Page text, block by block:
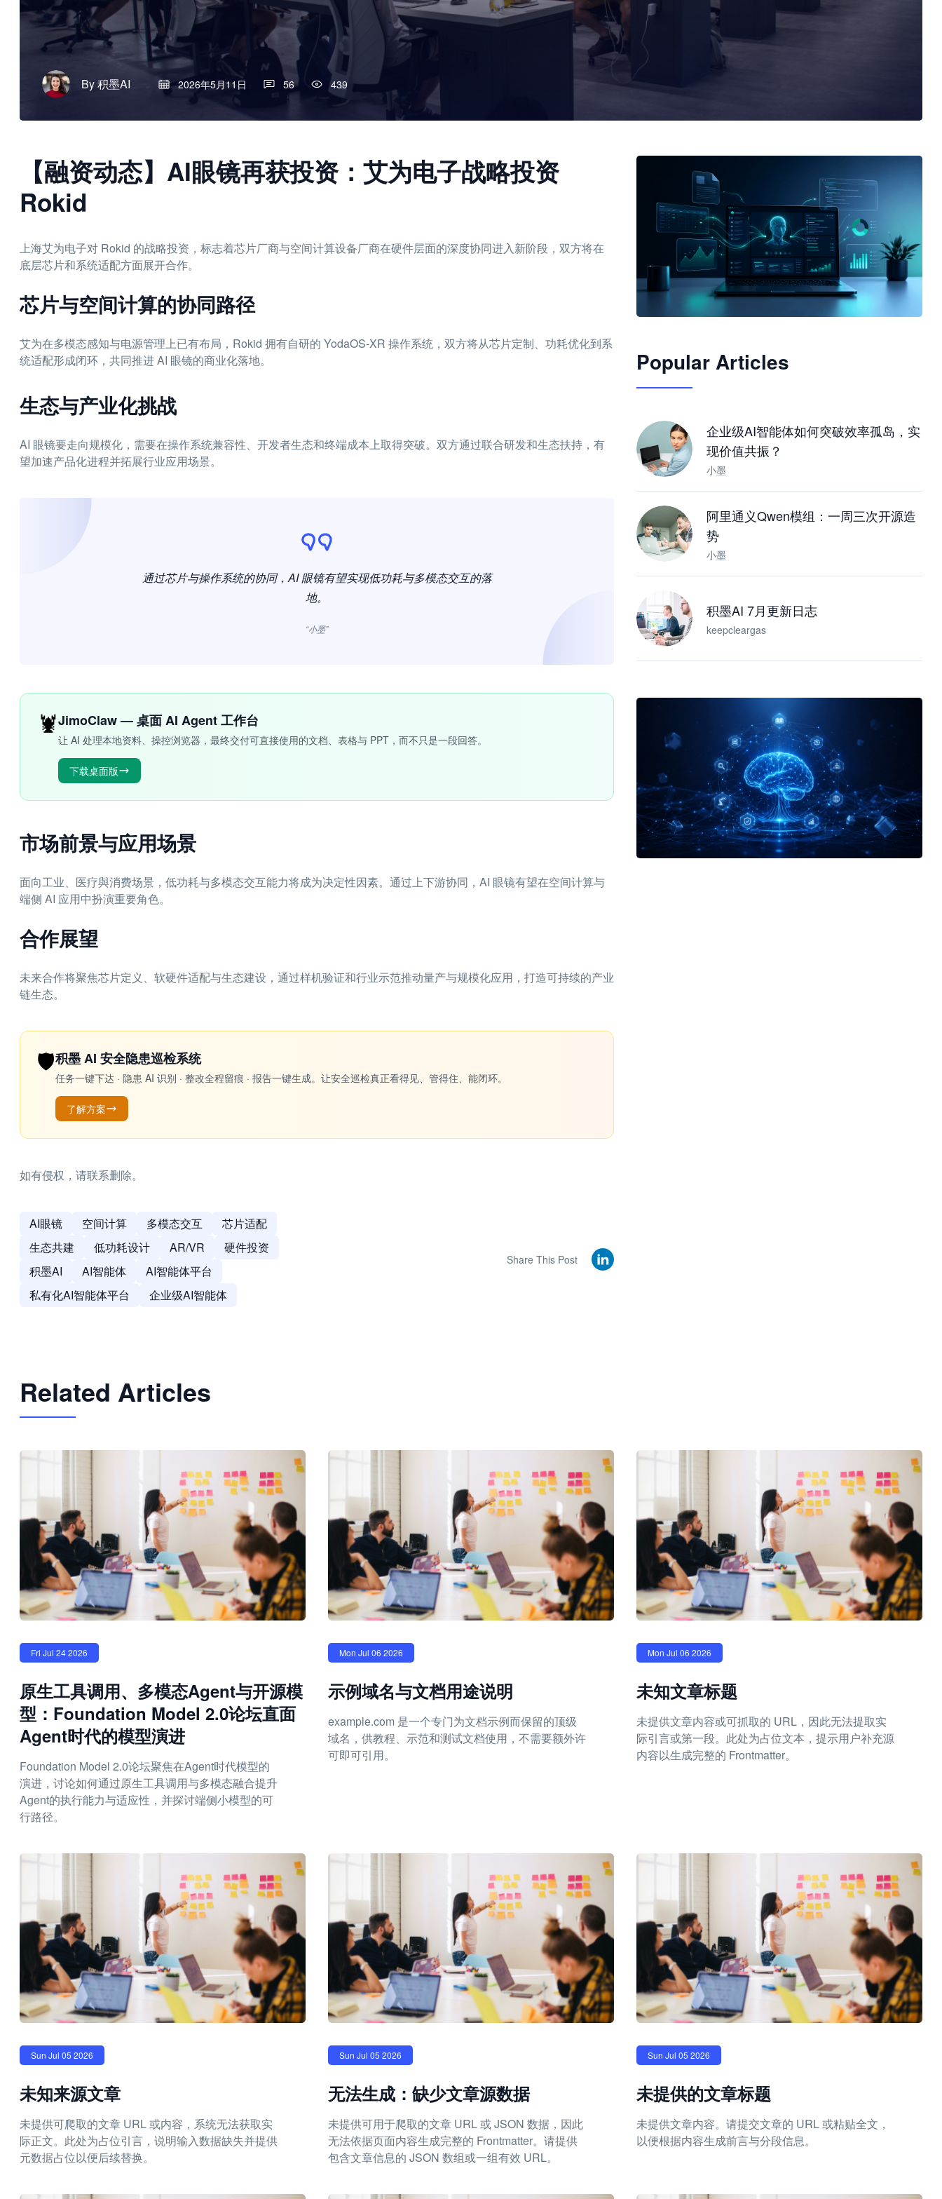
By积墨AI 2026年5月11日 56 439
【融资动态】AI眼镜再获投资：艾为电子战略投资
Rokid
上海艾为电子对 Rokid 的战略投资，标志着芯片厂商与空间计算设备厂商在硬件层面的深度协同进入新阶段，双方将在
底层芯片和系统适配方面展开合作。
芯片与空间计算的协同路径
艾为在多模态感知与电源管理上已有布局，Rokid 拥有自研的 YodaOS-XR 操作系统，双方将从芯片定制、功耗优化到系
统适配形成闭环，共同推进 AI 眼镜的商业化落地。
生态与产业化挑战
AI 眼镜要走向规模化，需要在操作系统兼容性、开发者生态和终端成本上取得突破。双方通过联合研发和生态扶持，有
望加速产品化进程并拓展行业应用场景。
通过芯片与操作系统的协同，AI 眼镜有望实现低功耗与多模态交互的落
地。
“小墨”
🦞JimoClaw — 桌面 AI Agent 工作台
让 AI 处理本地资料、操控浏览器，最终交付可直接使用的文档、表格与 PPT，而不只是一段回答。
下载桌面版
市场前景与应用场景
面向工业、医疗與消费场景，低功耗与多模态交互能力将成为决定性因素。通过上下游协同，AI 眼镜有望在空间计算与
端侧 AI 应用中扮演重要角色。
合作展望
未来合作将聚焦芯片定义、软硬件适配与生态建设，通过样机验证和行业示范推动量产与规模化应用，打造可持续的产业
链生态。
🛡️积墨 AI 安全隐患巡检系统
任务一键下达 · 隐患 AI 识别 · 整改全程留痕 · 报告一键生成。让安全巡检真正看得见、管得住、能闭环。
了解方案
如有侵权，请联系删除。
AI眼镜 空间计算 多模态交互
芯片适配
生态共建
低功耗设计 AR/VR
硬件投资
积墨AI
AI智能体
AI智能体平台
私有化AI智能体平台
企业级AI智能体
Share This Post
JimoClaw 桌面 AI Agent 工作台
Popular Articles
企业级AI智能体如何突破效率孤岛，实
现价值共振？
小墨
阿里通义Qwen模组：一周三次开源造
势
小墨
积墨AI 7月更新日志
keepcleargas
Related Articles
Fri Jul 24 2026
原生工具调用、多模态Agent与开源模
型：Foundation Model 2.0论坛直面
Agent时代的模型演进
Foundation Model 2.0论坛聚焦在Agent时代模型的
演进，讨论如何通过原生工具调用与多模态融合提升
Agent的执行能力与适应性，并探讨端侧小模型的可
行路径。
Mon Jul 06 2026
示例域名与文档用途说明
example.com 是一个专门为文档示例而保留的顶级
域名，供教程、示范和测试文档使用，不需要额外许
可即可引用。
Mon Jul 06 2026
未知文章标题
未提供文章内容或可抓取的 URL，因此无法提取实
际引言或第一段。此处为占位文本，提示用户补充源
内容以生成完整的 Frontmatter。
Sun Jul 05 2026
未知来源文章
未提供可爬取的文章 URL 或内容，系统无法获取实
际正文。此处为占位引言，说明输入数据缺失并提供
元数据占位以便后续替换。
Sun Jul 05 2026
无法生成：缺少文章源数据
未提供可用于爬取的文章 URL 或 JSON 数据，因此
无法依据页面内容生成完整的 Frontmatter。请提供
包含文章信息的 JSON 数组或一组有效 URL。
Sun Jul 05 2026
未提供的文章标题
未提供文章内容。请提交文章的 URL 或粘贴全文，
以便根据内容生成前言与分段信息。